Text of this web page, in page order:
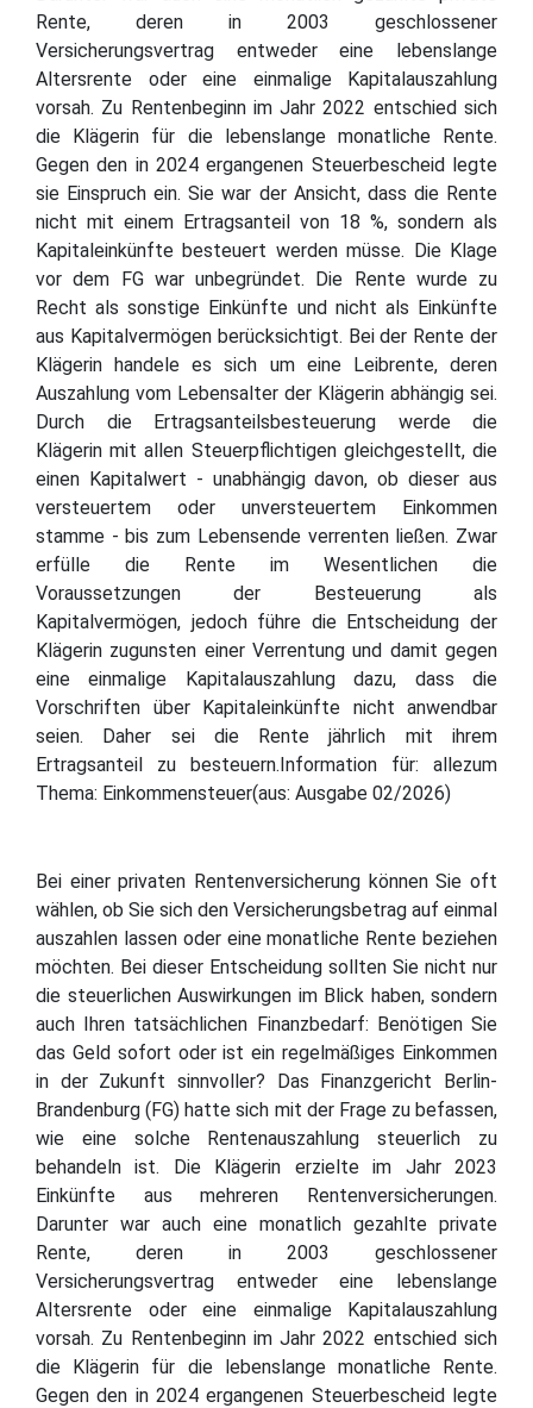
Rente, deren in 2003 geschlossener
Versicherungsvertrag entweder eine lebenslange
Altersrente oder eine einmalige Kapitalauszahlung
vorsah. Zu Rentenbeginn im Jahr 2022 entschied sich
die Klägerin für die lebenslange monatliche Rente.
Gegen den in 2024 ergangenen Steuerbescheid legte
sie Einspruch ein. Sie war der Ansicht, dass die Rente
nicht mit einem Ertragsanteil von 18 %, sondern als
Kapitaleinkünfte besteuert werden müsse. Die Klage
vor dem FG war unbegründet. Die Rente wurde zu
Recht als sonstige Einkünfte und nicht als Einkünfte
aus Kapitalvermögen berücksichtigt. Bei der Rente der
Klägerin handele es sich um eine Leibrente, deren
Auszahlung vom Lebensalter der Klägerin abhängig sei.
Durch die Ertragsanteilsbesteuerung werde die
Klägerin mit allen Steuerpflichtigen gleichgestellt, die
einen Kapitalwert - unabhängig davon, ob dieser aus
versteuertem oder unversteuertem Einkommen
stamme - bis zum Lebensende verrenten ließen. Zwar
erfülle die Rente im Wesentlichen die
Voraussetzungen der Besteuerung als
Kapitalvermögen, jedoch führe die Entscheidung der
Klägerin zugunsten einer Verrentung und damit gegen
eine einmalige Kapitalauszahlung dazu, dass die
Vorschriften über Kapitaleinkünfte nicht anwendbar
seien. Daher sei die Rente jährlich mit ihrem
Ertragsanteil zu besteuern.Information für: allezum
Thema: Einkommensteuer(aus: Ausgabe 02/2026)
Bei einer privaten Rentenversicherung können Sie oft
wählen, ob Sie sich den Versicherungsbetrag auf einmal
auszahlen lassen oder eine monatliche Rente beziehen
möchten. Bei dieser Entscheidung sollten Sie nicht nur
die steuerlichen Auswirkungen im Blick haben, sondern
auch Ihren tatsächlichen Finanzbedarf: Benötigen Sie
das Geld sofort oder ist ein regelmäßiges Einkommen
in der Zukunft sinnvoller? Das Finanzgericht Berlin-
Brandenburg (FG) hatte sich mit der Frage zu befassen,
wie eine solche Rentenauszahlung steuerlich zu
behandeln ist. Die Klägerin erzielte im Jahr 2023
Einkünfte aus mehreren Rentenversicherungen.
Darunter war auch eine monatlich gezahlte private
Rente, deren in 2003 geschlossener
Versicherungsvertrag entweder eine lebenslange
Altersrente oder eine einmalige Kapitalauszahlung
vorsah. Zu Rentenbeginn im Jahr 2022 entschied sich
die Klägerin für die lebenslange monatliche Rente.
Gegen den in 2024 ergangenen Steuerbescheid legte